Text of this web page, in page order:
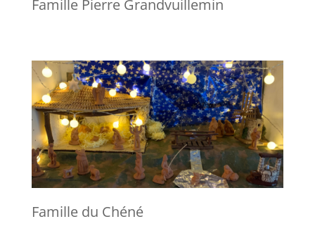
Famille Pierre Grandvuillemin
Famille du Chéné